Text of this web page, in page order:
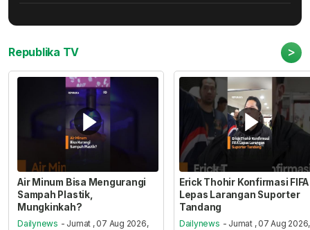
Republika TV >
Air Minum Bisa Mengurangi
Sampah Plastik,
Mungkinkah?
Dailynews - Jumat , 07 Aug 2026,
Erick Thohir Konfirmasi FIFA
Lepas Larangan Suporter
Tandang
Dailynews - Jumat , 07 Aug 2026,